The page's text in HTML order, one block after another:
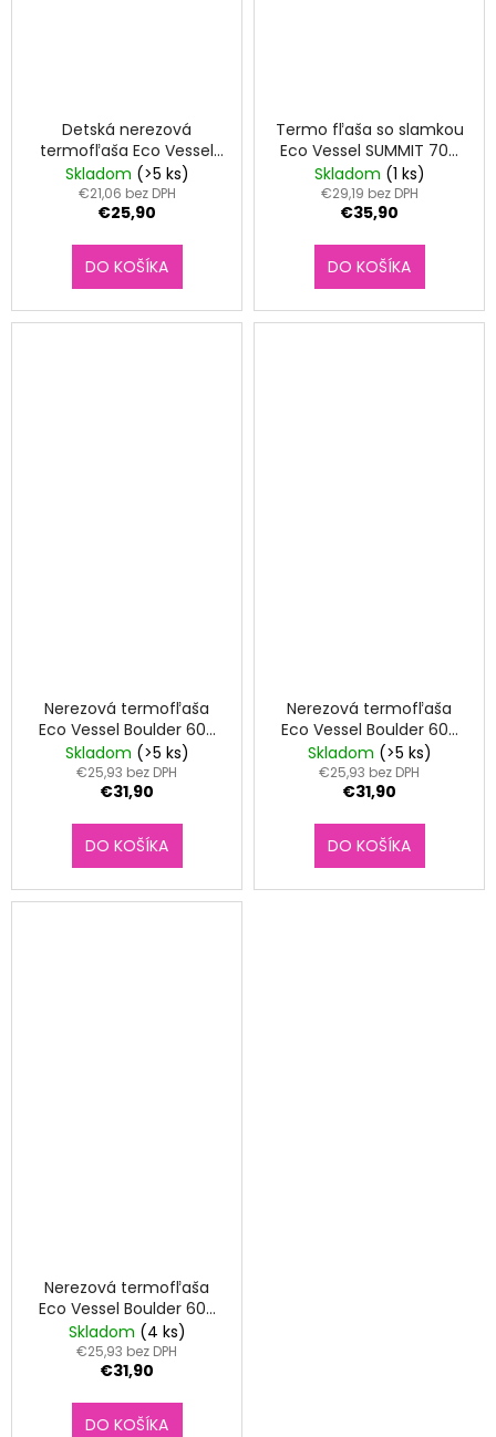
Detská nerezová
termofľaša Eco Vessel
Frost 355 ml - Lama
Skladom (>5 ks)
€21,06 bez DPH
€25,90
DO KOŠÍKA
Termo fľaša so slamkou
Eco Vessel SUMMIT 700
ml Floral Puff
Skladom (1 ks)
€29,19 bez DPH
€35,90
DO KOŠÍKA
Nerezová termofľaša
Eco Vessel Boulder 600
ml Mountain Green
Skladom (>5 ks)
€25,93 bez DPH
€31,90
DO KOŠÍKA
Nerezová termofľaša
Eco Vessel Boulder 600
ml NightFall Navy
Skladom (>5 ks)
€25,93 bez DPH
€31,90
DO KOŠÍKA
Nerezová termofľaša
Eco Vessel Boulder 600
ml Northern Lights
Skladom (4 ks)
€25,93 bez DPH
€31,90
DO KOŠÍKA